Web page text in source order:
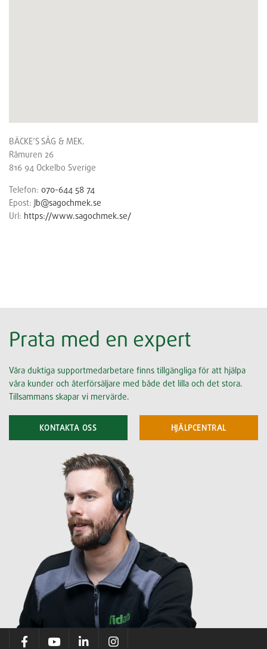
BÄCKE’S SÅG & MEK.
Råmuren 26
816 94 Ockelbo Sverige
Telefon: 070-644 58 74
Epost: Jb@sagochmek.se
Url: https://www.sagochmek.se/
Prata med en expert
Våra duktiga supportmedarbetare finns tillgängliga för att hjälpa
våra kunder och återförsäljare med både det lilla och det stora.
Tillsammans skapar vi mervärde.
KONTAKTA OSS HJÄLPCENTRAL